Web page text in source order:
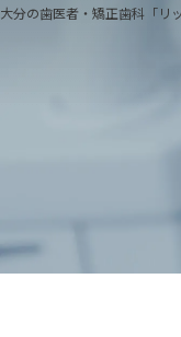
大分の歯医者・矯正歯科「リ